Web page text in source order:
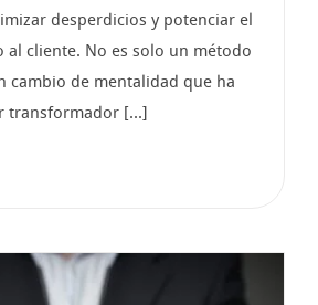
desperdicios y potenciar el
al cliente. No es solo un método
cambio de mentalidad que ha
transformador [...]